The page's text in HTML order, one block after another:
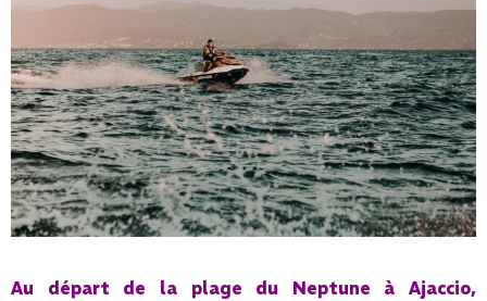
Au départ de la plage du Neptune à Ajaccio,